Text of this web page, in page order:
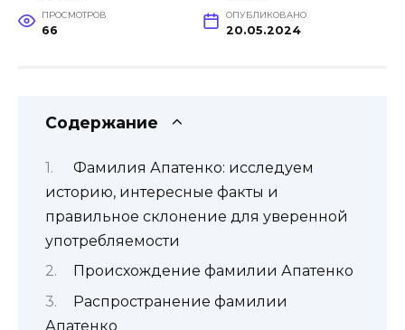
ПРОСМОТРОВ
66
ОПУБЛИКОВАНО
20.05.2024
Содержание
Фамилия Апатенко: исследуем
историю, интересные факты и
правильное склонение для уверенной
употребляемости
Происхождение фамилии Апатенко
Распространение фамилии
Апатенко